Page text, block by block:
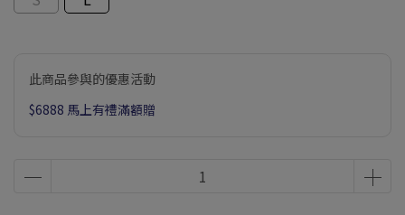
此商品參與的優惠活動
$6888 馬上有禮滿額贈